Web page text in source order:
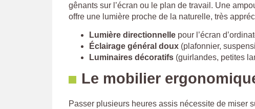
gênants sur l’écran ou le plan de travail. Une
offre une lumière proche de la naturelle, très
Lumière directionnelle pour l’écran
Éclairage général doux (plafonnier,
Luminaires décoratifs (guirlandes, petites
Le mobilier
Passer plusieurs heures assis nécessite de miser